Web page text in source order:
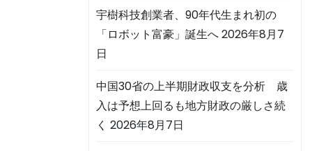
宇樹科技創業者、90年代生まれ初の
「ロボット富豪」誕生へ2026年8月7
日
中国30省の上半期財政収支を分析 歳
入は予想上回るも地方財政の厳しさ続
く 2026年8月7日